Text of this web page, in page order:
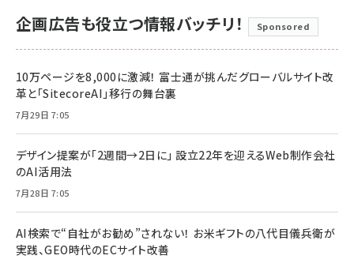
企画広告も役立つ情報バッチリ！ Sponsored
10万ページを8,000に激減！ 富士通が挑んだグローバルサイト改
革と「SitecoreAI」移行の舞台裏
7月29日 7:05
デザイン提案が「2週間→2日に」 設立22年を迎えるWeb制作会社
のAI活用法
7月28日 7:05
AI検索で“自社がお勧め”されない！ お米ギフトの八代目儀兵衛が
実践、GEO時代のECサイト改善